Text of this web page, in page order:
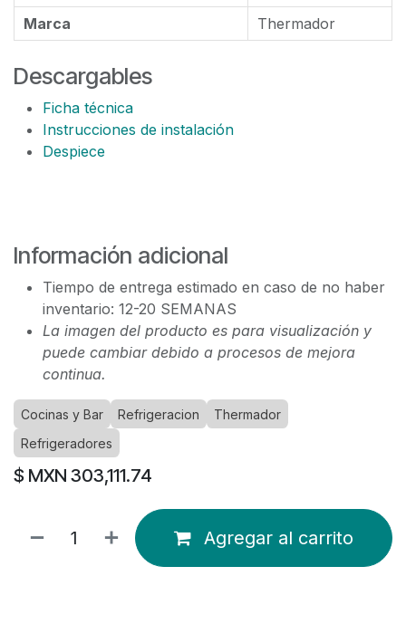
Marca
Thermador
Descargables
Ficha técnica
Instrucciones de instalación
Despiece
Información adicional
Tiempo de entrega estimado en caso de no haber
inventario: 12-20 SEMANAS
La imagen del producto es para visualización y
puede cambiar debido a procesos de mejora
continua.
Cocinas y Bar Refrigeracion
Thermador
Refrigeradores
$ MXN 303,111.74
Agregar al carrito